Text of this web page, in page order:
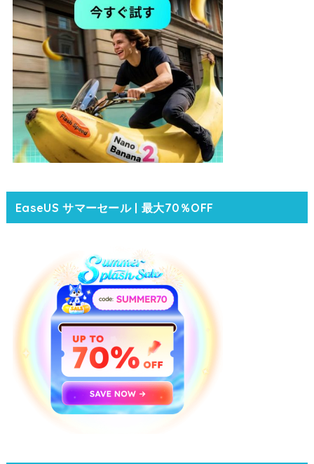
EaseUS サマーセール | 最大70％OFF